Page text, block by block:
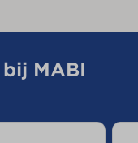
MABI